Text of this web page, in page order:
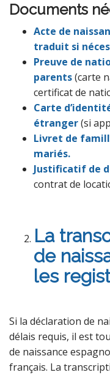
Documents
Acte de
traduit si
Preuve de
parents(carte
certificat de
Carte
étranger(si
Livret de
mariés.
Justificatif de
contrat de
La
de
les
Si la déclaration de
délais requis, il est
de naissance
français. La